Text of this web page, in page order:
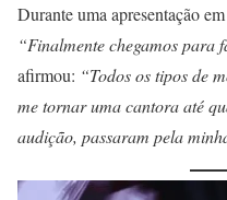
Durante uma apresentação
“Finalmente chegamos para
afirmou: “Todos os tipos de
me tornar uma cantora até
audição, passaram pela